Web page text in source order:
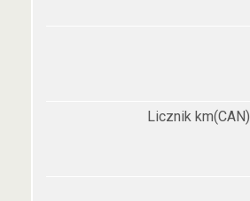
Licznik km(CAN)